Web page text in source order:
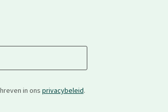
in ons privacybeleid.